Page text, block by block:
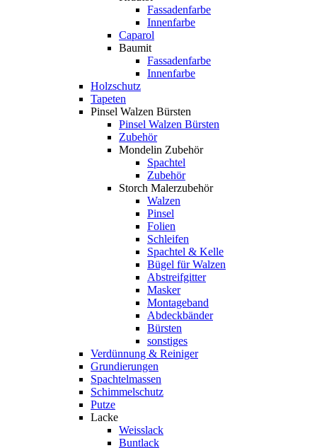
Fassadenfarbe
Innenfarbe
Caparol
Baumit
Fassadenfarbe
Innenfarbe
Holzschutz
Tapeten
Pinsel Walzen Bürsten
Pinsel Walzen Bürsten
Zubehör
Mondelin Zubehör
Spachtel
Zubehör
Storch Malerzubehör
Walzen
Pinsel
Folien
Schleifen
Spachtel & Kelle
Bügel für Walzen
Abstreifgitter
Masker
Montageband
Abdeckbänder
Bürsten
sonstiges
Verdünnung & Reiniger
Grundierungen
Spachtelmassen
Schimmelschutz
Putze
Lacke
Weisslack
Buntlack